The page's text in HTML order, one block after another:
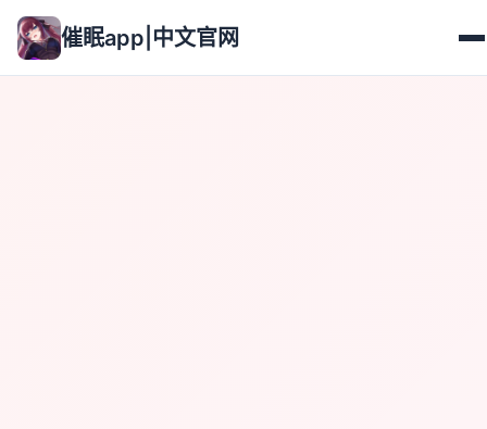
催眠app|中文官网